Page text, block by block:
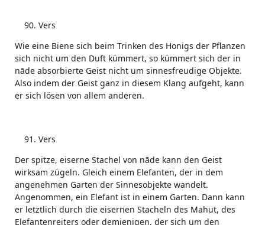
Vers
Wie eine Biene sich beim Trinken des Honigs der Pflanzen
sich nicht um den Duft kümmert, so kümmert sich der in
nāde absorbierte Geist nicht um sinnesfreudige Objekte.
Also indem der Geist ganz in diesem Klang aufgeht, kann
er sich lösen von allem anderen.
Vers
Der spitze, eiserne Stachel von nāde kann den Geist
wirksam zügeln. Gleich einem Elefanten, der in dem
angenehmen Garten der Sinnesobjekte wandelt.
Angenommen, ein Elefant ist in einem Garten. Dann kann
er letztlich durch die eisernen Stacheln des Mahut, des
Elefantenreiters oder demjenigen, der sich um den